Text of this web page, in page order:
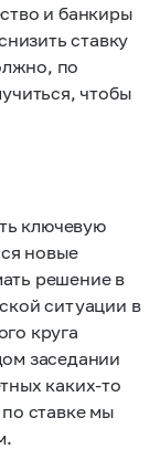
и банкиры
ставку
по
чтобы
ключевую
новые
решение в
ситуации в
круга
заседании
каких-то
ставке мы